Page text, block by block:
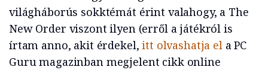
világháborús sokktémát érint valahogy, a The
New Order viszont ilyen (erről a játékról is
írtam anno, akit érdekel,itt olvashatja ela PC
Guru magazinban megjelent cikk online